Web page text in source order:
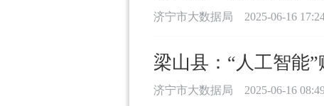
济宁市大数据局 2025-06-16
梁山县：“人工智能
济宁市大数据局 2025-06-16